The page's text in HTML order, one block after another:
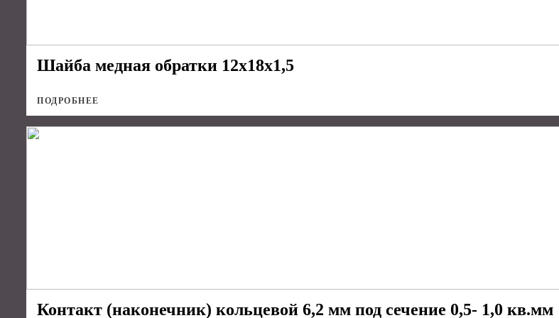
Шайба медная обратки 12х18х1,5
ПОДРОБНЕЕ
Контакт (наконечник) кольцевой 6,2 мм под сечение 0,5- 1,0 кв.мм